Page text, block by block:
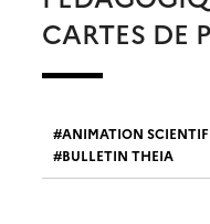
CARTES DE
ANIMATION
BULLETIN THEIA